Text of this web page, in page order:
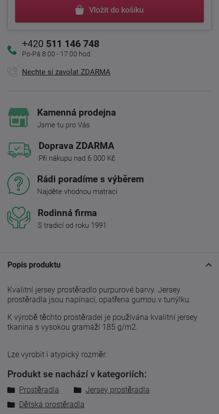
Vložit do košíku
+420 511 146 748
Po-Pá 8:00 - 17:00 hod.
Nechte si zavolat ZDARMA
Kamenná prodejna
Jsme tu pro Vás
Doprava ZDARMA
Při nákupu nad 6 000 Kč
Rádi poradíme s výběrem
Najděte vhodnou matraci
Rodinná firma
S tradicí od roku 1991
Popis produktu
Kvalitní jersey prostěradlo purpurové barvy. Jersey
prostěradla jsou napínací, opatřena gumou v tunýlku.
K výrobě těchto prostěradel je používána kvalitní jersey
tkanina s vysokou gramáží 185 g/m2.
Lze vyrobit i atypický rozměr.
Produkt se nachází v kategoriích:
Prostěradla
Jersey prostěradla
Dětská prostěradla